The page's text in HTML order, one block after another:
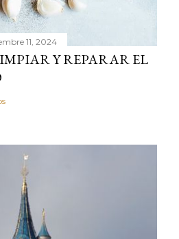
11, 2024
Y REPARAR EL